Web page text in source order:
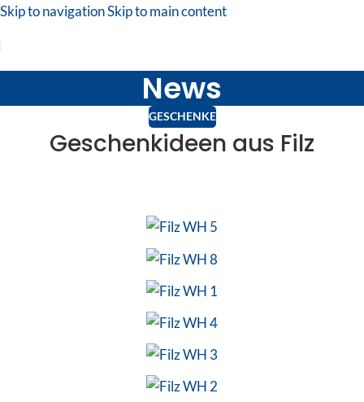
Skip to navigationSkip to main content
News
GESCHENKE
Geschenkideen aus Filz